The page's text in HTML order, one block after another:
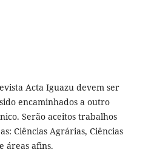
Acta Iguazu devem ser
encaminhados a outro
Serão aceitos trabalhos
Ciências Agrárias, Ciências
áreas afins.